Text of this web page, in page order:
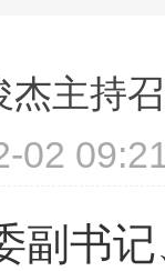
杰主持
02
副书